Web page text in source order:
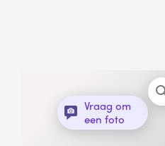
Vraag om
een foto